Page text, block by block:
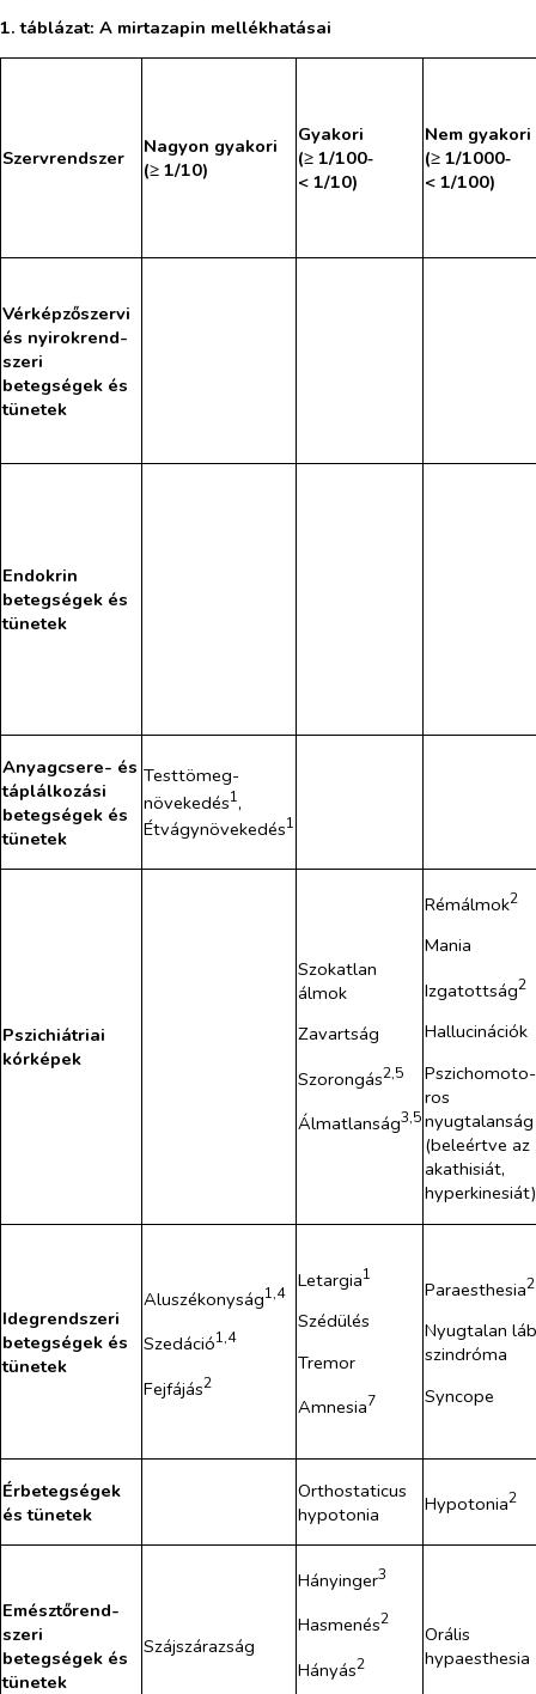
1. táblázat: A mirtazapin mellékhatásai
Szervrendszer
Nagyon gyakori
(≥ 1/10)
Gyakori
(≥ 1/100‑
< 1/10)
Nem gyakori
(≥ 1/1000‑
< 1/100)
Vérképzőszervi
és nyirokrend-
szeri
betegségek és
tünetek
Endokrin
betegségek és
tünetek
Anyagcsere- és
táplálkozási
betegségek és
tünetek
Testtömeg-
növekedés1,
Étvágynövekedés1
Pszichiátriai
kórképek
Szokatlan
álmok
Zavartság
Szorongás2,5
Álmatlanság3,5
Rémálmok2
Mania
Izgatottság2
Hallucinációk
Pszichomoto-
ros
nyugtalanság
(beleértve az
akathisiát,
hyperkinesiát)
Idegrendszeri
betegségek és
tünetek
Aluszékonyság1,4
Szedáció1,4
Fejfájás2
Letargia1
Szédülés
Tremor
Amnesia7
Paraesthesia2
Nyugtalan láb
szindróma
Syncope
Érbetegségek
és tünetek
Orthostaticus
hypotonia
Hypotonia2
Emésztőrend-
szeri
betegségek és
tünetek
Szájszárazság
Hányinger3
Hasmenés2
Hányás2
Orális
hypaesthesia